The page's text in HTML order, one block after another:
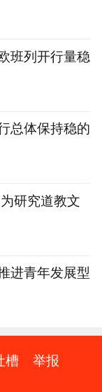
班列开行量稳
总体保持稳的
研究道教文
进青年发展型
槽 举报